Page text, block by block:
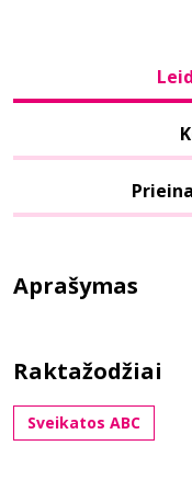
Aprašymas
Raktažodžiai
Sveikatos ABC